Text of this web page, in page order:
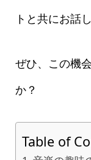
トと共にお話
ぜひ、この機
か？
Table of